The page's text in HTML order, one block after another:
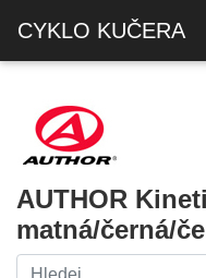
CYKLO KUČERA
AUTHOR
matná/černá/